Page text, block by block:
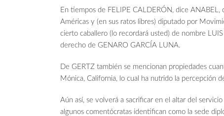
En tiempos de FELIPE CALDERÓN, dice
Américas y (en sus ratos libres) diputado por
cierto caballero (lo recordará usted) de nombre
derecho de GENARO GARCÍA LUNA.
De GERTZ también se mencionan propiedades
Mónica, California, lo cual ha nutrido la percepción
Aún así, se volverá a sacrificar en el altar del servicio
algunos comentócratas identifican como la sede